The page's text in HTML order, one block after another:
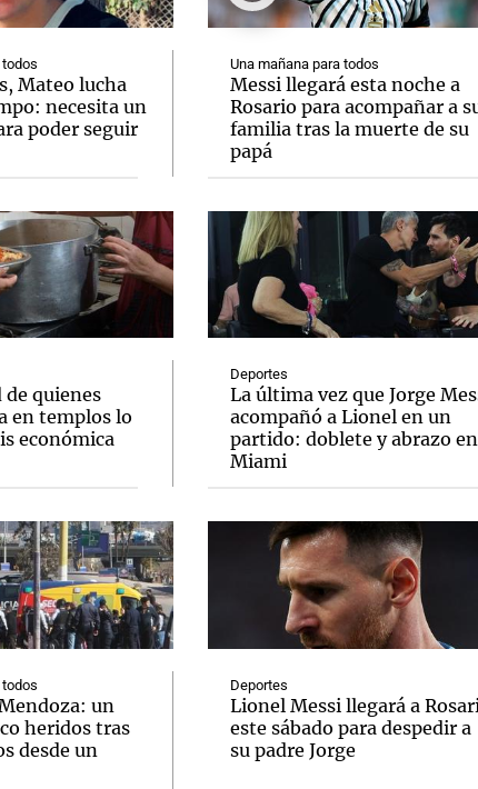
Mateo lucha
necesita un
poder seguir
de quienes
en templos lo
económica
un
heridos tras
desde un
Una mañana para todos
Messi llegará esta noche a
Rosario para acompañar a
familia tras la muerte de su
papá
Deportes
La última vez que Jorge
acompañó a Lionel en un
partido: doblete y abrazo en
Miami
Deportes
Lionel Messi llegará a
este sábado para despedir a
su padre Jorge
El huracán de Arequito
Notas
Cadena 3 en